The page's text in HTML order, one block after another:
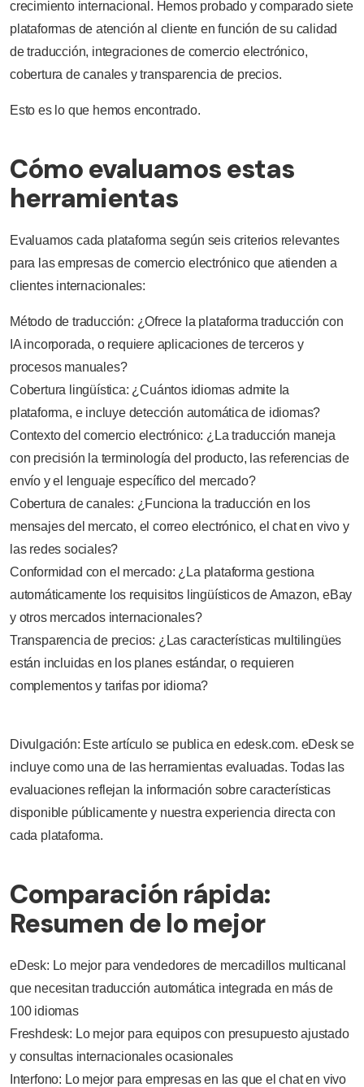
crecimiento internacional. Hemos probado y comparado siete
plataformas de atención al cliente en función de su calidad
de traducción, integraciones de comercio electrónico,
cobertura de canales y transparencia de precios.
Esto es lo que hemos encontrado.
Cómo evaluamos estas
herramientas
Evaluamos cada plataforma según seis criterios relevantes
para las empresas de comercio electrónico que atienden a
clientes internacionales:
Método de traducción: ¿Ofrece la plataforma traducción con
IA incorporada, o requiere aplicaciones de terceros y
procesos manuales?
Cobertura lingüística: ¿Cuántos idiomas admite la
plataforma, e incluye detección automática de idiomas?
Contexto del comercio electrónico: ¿La traducción maneja
con precisión la terminología del producto, las referencias de
envío y el lenguaje específico del mercado?
Cobertura de canales: ¿Funciona la traducción en los
mensajes del mercato, el correo electrónico, el chat en vivo y
las redes sociales?
Conformidad con el mercado: ¿La plataforma gestiona
automáticamente los requisitos lingüísticos de Amazon, eBay
y otros mercados internacionales?
Transparencia de precios: ¿Las características multilingües
están incluidas en los planes estándar, o requieren
complementos y tarifas por idioma?
Divulgación: Este artículo se publica en edesk.com. eDesk se
incluye como una de las herramientas evaluadas. Todas las
evaluaciones reflejan la información sobre características
disponible públicamente y nuestra experiencia directa con
cada plataforma.
Comparación rápida:
Resumen de lo mejor
eDesk: Lo mejor para vendedores de mercadillos multicanal
que necesitan traducción automática integrada en más de
100 idiomas
Freshdesk: Lo mejor para equipos con presupuesto ajustado
y consultas internacionales ocasionales
Interfono: Lo mejor para empresas en las que el chat en vivo